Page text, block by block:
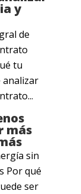
y
de
tu
analizar
más
sin
Por qué
ser